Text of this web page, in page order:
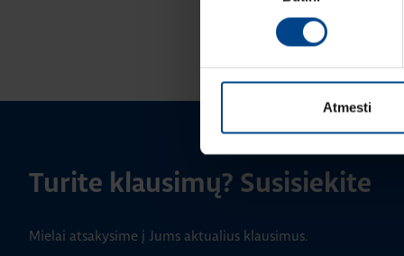
Atmesti
Turite klausimų? Susisiekite
Mielai atsakysime į Jums aktualius klausimus.